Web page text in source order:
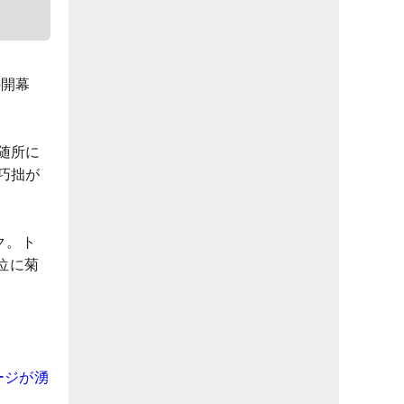
幕
所に
拙が
ト
に菊
が湧